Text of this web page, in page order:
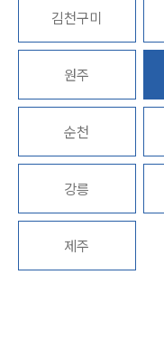
뉴
대
김천구미
원주
순천
강릉
제주